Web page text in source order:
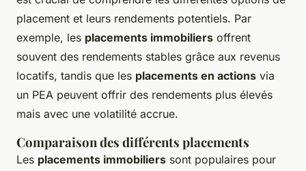
placement et leurs rendements potentiels. Par
exemple, les placements immobiliers offrent
souvent des rendements stables grâce aux revenus
locatifs, tandis que les placements en actions via
un PEA peuvent offrir des rendements plus élevés
mais avec une volatilité accrue.
Comparaison des différents placements
Les placements immobiliers sont populaires pour